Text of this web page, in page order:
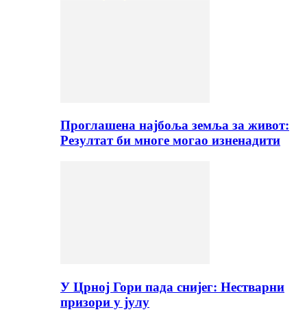
Проглашена најбоља земља за живот:
Резултат би многе могао изненадити
У Црној Гори пада снијег: Нестварни
призори у јулу